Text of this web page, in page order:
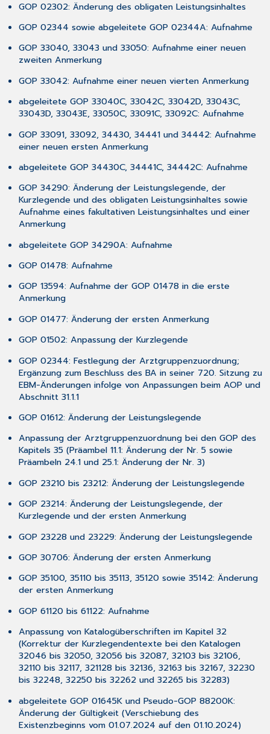
Menüpunkt
CA5
3.11.5
Aktualisierungen
CGM
eArztbrief
3.11.6
eArztbrief-
Vorlagen
von
Station
bearbeitbar
3.11.7
Nationaler
Anspruchsnachweis
Anlage
3.11.8
in
den
Percentilen
Serielle
Augenarztgerät
Nidek
Tonoref
III
3.11.10
der
[optionalen
Erläuterungen]
Diagnose
auf
die
4 Neues
der
CGM-
Welt!
KIM
1.0
–
Wichtiges
Upgrade
auf
CGM
KIM
1.5
4.2 Wichtige
GOP 02302: Änderung des obligaten Leistungsinhaltes
GOP 02344 sowie abgeleitete GOP 02344A: Aufnahme
GOP 33040, 33043 und 33050: Aufnahme einer neuen
zweiten Anmerkung
GOP 33042: Aufnahme einer neuen vierten Anmerkung
abgeleitete GOP 33040C, 33042C, 33042D, 33043C,
33043D, 33043E, 33050C, 33091C, 33092C: Aufnahme
GOP 33091, 33092, 34430, 34441 und 34442: Aufnahme
einer neuen ersten Anmerkung
abgeleitete GOP 34430C, 34441C, 34442C: Aufnahme
GOP 34290: Änderung der Leistungslegende, der
Kurzlegende und des obligaten Leistungsinhaltes sowie
Aufnahme eines fakultativen Leistungsinhaltes und einer
Anmerkung
abgeleitete GOP 34290A: Aufnahme
GOP 01478: Aufnahme
GOP 13594: Aufnahme der GOP 01478 in die erste
Anmerkung
GOP 01477: Änderung der ersten Anmerkung
GOP 01502: Anpassung der Kurzlegende
GOP 02344: Festlegung der Arztgruppenzuordnung;
Ergänzung zum Beschluss des BA in seiner 720. Sitzung zu
EBM-Änderungen infolge von Anpassungen beim AOP und
Abschnitt 31.1.1
GOP 01612: Änderung der Leistungslegende
Anpassung der Arztgruppenzuordnung bei den GOP des
Kapitels 35 (Präambel 11.1: Änderung der Nr. 5 sowie
Präambeln 24.1 und 25.1: Änderung der Nr. 3)
GOP 23210 bis 23212: Änderung der Leistungslegende
GOP 23214: Änderung der Leistungslegende, der
Kurzlegende und der ersten Anmerkung
GOP 23228 und 23229: Änderung der Leistungslegende
GOP 30706: Änderung der ersten Anmerkung
GOP 35100, 35110 bis 35113, 35120 sowie 35142: Änderung
der ersten Anmerkung
GOP 61120 bis 61122: Aufnahme
Anpassung von Katalogüberschriften im Kapitel 32
(Korrektur der Kurzlegendentexte bei den Katalogen
32046 bis 32050, 32056 bis 32087, 32103 bis 32106,
32110 bis 32117, 321128 bis 32136, 32163 bis 32167, 32230
bis 32248, 32250 bis 32262 und 32265 bis 32283)
abgeleitete GOP 01645K und Pseudo-GOP 88200K:
Änderung der Gültigkeit (Verschiebung des
Existenzbeginns vom 01.07.2024 auf den 01.10.2024)